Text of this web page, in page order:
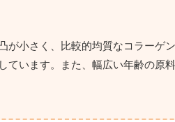
が小さく、比較的均質なコラーゲ
ています。また、幅広い年齢の原